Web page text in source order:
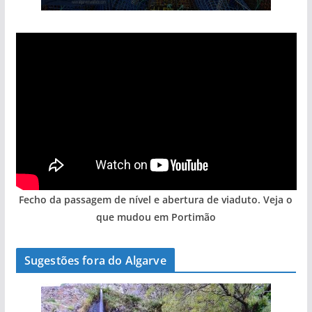
Fecho da passagem de nível e abertura de viaduto. Veja o
que mudou em Portimão
Sugestões fora do Algarve